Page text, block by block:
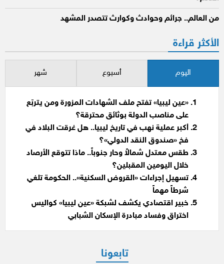
من العالم.. جرائم وحوادث وكوارث تتصدر المشهد
الأكثر قراءة
اليوم أسبوع شهر
«عين ليبيا» تفتح ملف الشهادات المزورة ومن يتربّع
على مناصب الدولة بوثائق محترقة؟
أكبر عملية نهب في تاريخ ليبيا.. هل غرقت البلاد في
فخ «صندوق النقد الدولي»؟
طقس معتدل شمالاً وحار جنوباً.. ماذا تتوقع الأرصاد
خلال اليومين المقبلين؟
تسهيل إجراءات «القروض السكنية».. الحكومة تلغي
شرطاً مهماً
خبير اقتصادي يكشف لشبكة «عين ليبيا» كواليس
اختراق وفساد مبادرة الإسكان الشبابي
تابعونا